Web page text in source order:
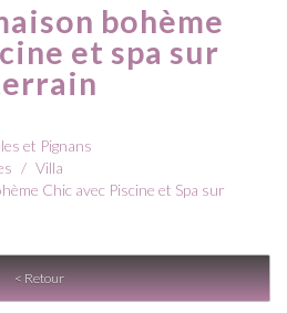
bohème
et spa sur
et Pignans
Villa
Chic avec Piscine et Spa sur
< Retour